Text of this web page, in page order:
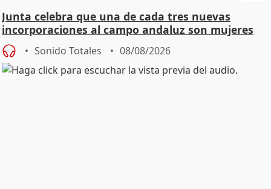
Junta celebra que una de cada tres nuevas
incorporaciones al campo andaluz son mujeres
jóvenes
Sonido Totales 08/08/2026